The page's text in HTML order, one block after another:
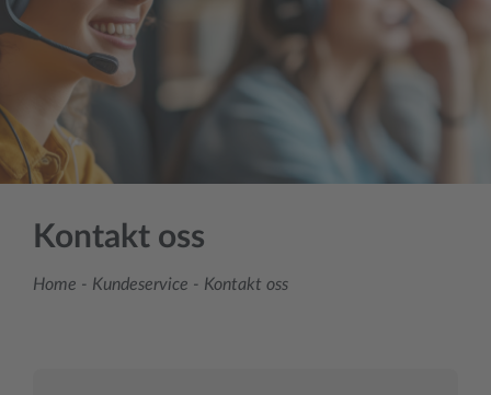
Kontakt oss
Home - Kundeservice - Kontakt oss